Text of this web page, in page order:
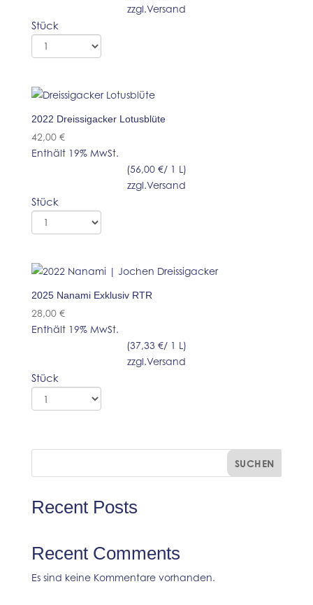
zzgl.Versand
Stück
2022 Dreissigacker Lotusblüte
42,00 €
Enthält 19% MwSt.
(56,00 €/ 1 L)
zzgl.Versand
Stück
2025 Nanami Exklusiv RTR
28,00 €
Enthält 19% MwSt.
(37,33 €/ 1 L)
zzgl.Versand
Stück
SUCHEN
Recent Posts
Recent Comments
Es sind keine Kommentare vorhanden.